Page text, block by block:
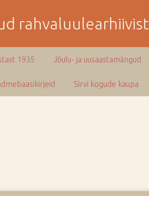
rahvaluulearhiivist
1935 Jõulu- ja uusaastamängud
Sirvi kogude kaupa